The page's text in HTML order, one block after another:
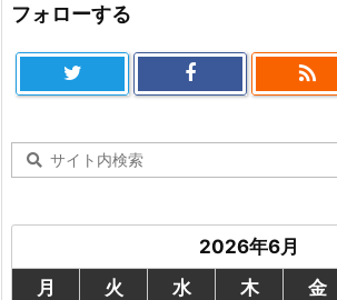
フォローする

2026年6月
月
火 水 木 金